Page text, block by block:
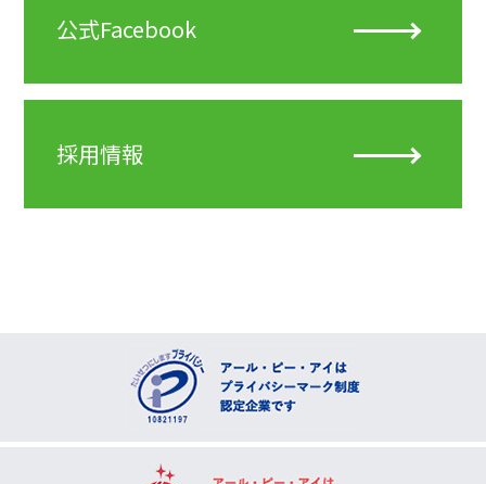
公式Facebook
採用情報